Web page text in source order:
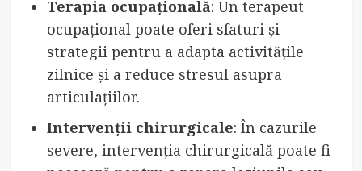
Terapia ocupațională: Un terapeut
ocupațional poate oferi sfaturi și
strategii pentru a adapta activitățile
zilnice și a reduce stresul asupra
articulațiilor.
Intervenții chirurgicale: În cazurile
severe, intervenția chirurgicală poate fi